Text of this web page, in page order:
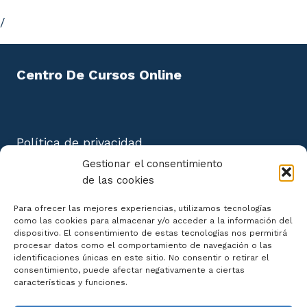
Gestionar el consentimiento
de las cookies
Para ofrecer las mejores experiencias, utilizamos tecnologías
como las cookies para almacenar y/o acceder a la información del
dispositivo. El consentimiento de estas tecnologías nos permitirá
procesar datos como el comportamiento de navegación o las
identificaciones únicas en este sitio. No consentir o retirar el
consentimiento, puede afectar negativamente a ciertas
características y funciones.
Ventana Principal de la Base de Datos.
Vista Hoja de Datos.
5.4. Opciones Pegado Especial y Pegar Datos
Anexados.
/
Centro De Cursos Online
Política de privacidad
Aviso Legal
Política de cookies
Declaración de Accesibilidad